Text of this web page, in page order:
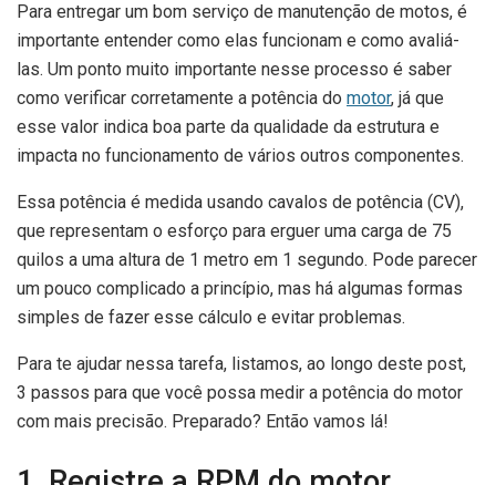
Para entregar um bom serviço de manutenção de motos, é
importante entender como elas funcionam e como avaliá-
las. Um ponto muito importante nesse processo é saber
como verificar corretamente a potência do motor, já que
esse valor indica boa parte da qualidade da estrutura e
impacta no funcionamento de vários outros componentes.
Essa potência é medida usando cavalos de potência (CV),
que representam o esforço para erguer uma carga de 75
quilos a uma altura de 1 metro em 1 segundo. Pode parecer
um pouco complicado a princípio, mas há algumas formas
simples de fazer esse cálculo e evitar problemas.
Para te ajudar nessa tarefa, listamos, ao longo deste post,
3 passos para que você possa medir a potência do motor
com mais precisão. Preparado? Então vamos lá!